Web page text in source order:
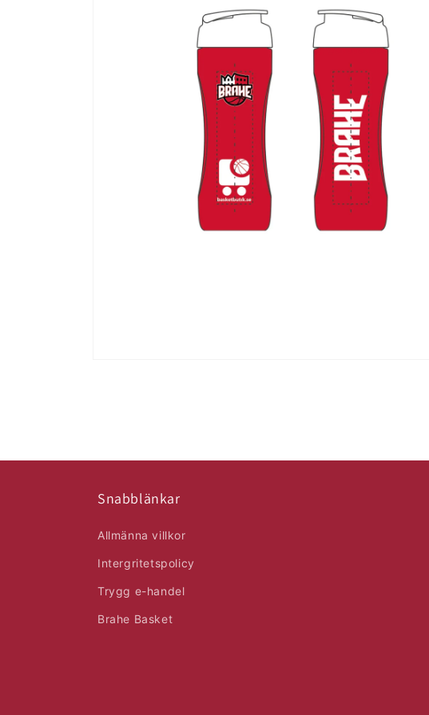
Snabblänkar
Allmänna villkor
Intergritetspolicy
Trygg e-handel
Brahe Basket